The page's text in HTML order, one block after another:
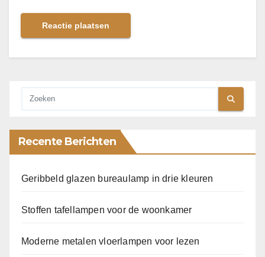
Recente Berichten
Geribbeld glazen bureaulamp in drie kleuren
Stoffen tafellampen voor de woonkamer
Moderne metalen vloerlampen voor lezen